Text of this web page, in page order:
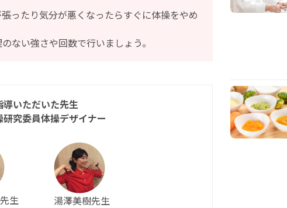
ったり気分が悪くなったらすぐに体操をやめ
ない強さや回数で行いましょう。
導いただいた先生
究委員体操デザイナー
生 湯澤美樹先生